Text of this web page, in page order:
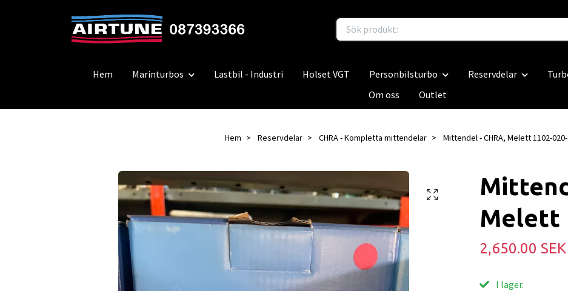
Hem Marinturbos Lastbil - Industri Holset VGT Personbilsturbo Reservdelar
Om oss
Outlet
Hem Reservdelar CHRA - Kompletta mittendelar Mittendel - CHRA, Melett 1102-
Melett
2,650.00 SEK
I lager.